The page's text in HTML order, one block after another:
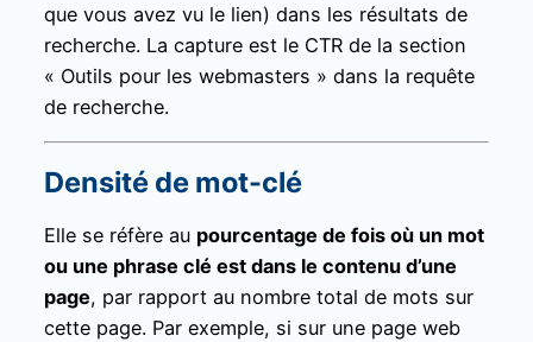
que vous avez vu le lien) dans les résultats de
recherche. La capture est le CTR de la section
« Outils pour les webmasters » dans la requête
de recherche.
Densité de mot-clé
Elle se réfère au pourcentage de fois où un mot
ou une phrase clé est dans le contenu d’une
page, par rapport au nombre total de mots sur
cette page. Par exemple, si sur une page web